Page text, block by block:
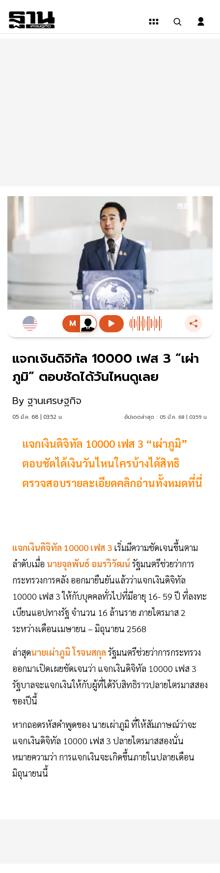
แจกเงินดิจิทัล 10000 เฟส 3 “เผ่า
ภูมิ” ตอบชัดได้วันไหนดูเลย
By ฐานเศรษฐกิจ
05 มี.ค. 68 | 03:52 น. อัปเดตล่าสุด : 05 มี.ค. 68 | 03:59 น.
แจกเงินดิจิทัล 10000 เฟส 3 “เผ่าภูมิ”
ตอบชัดได้เงินวันไหนใครบ้างได้สิทธิ
ตรวจสอบรายละเอียดคลิกอ่านทั้งหมดที่นี่
แจกเงินดิจิทัล 10000 เฟส 3 เริ่มมีความชัดเจนขึ้นตาม
ลำดับเมื่อ นายจุลพันธ์ อมรวิวัฒน์ รัฐมนตรีช่วยว่าการ
กระทรวงการคลัง ออกมายืนยันแล้วว่าแจกเงินดิจิทัล
10000 เฟส 3 ให้กับบุคคลทั่วไปที่มีอายุ 16- 59 ปี ที่ลงทะ
เบียนแอปทางรัฐ จำนวน 16 ล้านราย ภายไตรมาส 2
ระหว่างเดือนเมษายน – มิถุนายน 2568
ล่าสุดนายเผ่าภูมิ โรจนสกุล รัฐมนตรีช่วยว่าการกระทรวง
ออกมาเปิดเผยชัดเจนว่า แจกเงินดิจิทัล 10000 เฟส 3
รัฐบาลจะแจกเงินให้กับผู้ที่ได้รับสิทธิราวปลายไตรมาสสอง
ของปีนี้
หากถอดรหัสคำพูดของ นายเผ่าภูมิ ที่ให้สัมภาษณ์ว่าจะ
แจกเงินดิจิทัล 10000 เฟส 3 ปลายไตรมาสสองนั่น
หมายความว่า การแจกเงินจะเกิดขึ้นภายในปลายเดือน
มิถุนายนนี้